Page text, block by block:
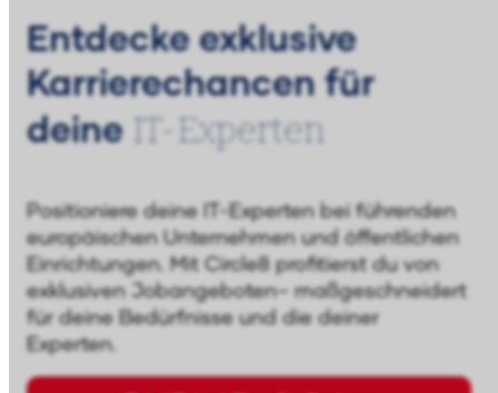
Entdecke exklusive
Karrierechancen für
deine IT-Experten
Positioniere deine IT-Experten bei führenden
europäischen Unternehmen und öffentlichen
Einrichtungen. Mit Circle8 profitierst du von
exklusiven Jobangeboten– maßgeschneidert
für deine Bedürfnisse und die deiner
Experten.